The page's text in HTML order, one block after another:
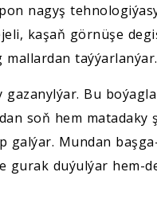
nagyş
kaşaň görnüşe
taýýarlanýar.
Bu
soň hem matadaky
Mundan
gurak duýulýar hem-